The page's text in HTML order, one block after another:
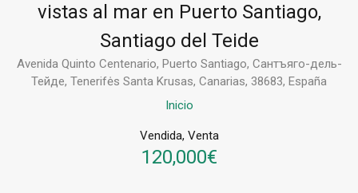
vistas al mar en Puerto Santiago,
Santiago del Teide
Avenida Quinto Centenario, Puerto Santiago, Сантъяго-дель-
Тейде, Tenerifės Santa Krusas, Canarias, 38683, España
Inicio
Vendida, Venta
120,000€